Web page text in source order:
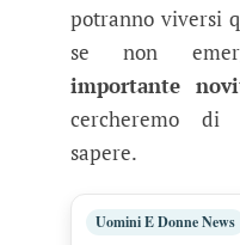
potranno viversi
se non
importante
cercheremo
sapere.
Uomini E Donne News